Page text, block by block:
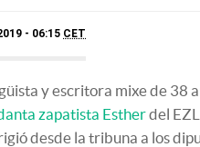
- 06:15 CET
y escritora mixe de 38
zapatista Estherdel
desde la tribuna a los